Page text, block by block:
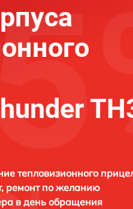
тепловизионного
ремонт по желанию
в день обращения